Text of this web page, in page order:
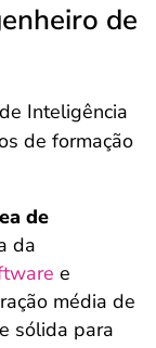
de
Inteligência
de formação
de
da
e
média de
sólida para